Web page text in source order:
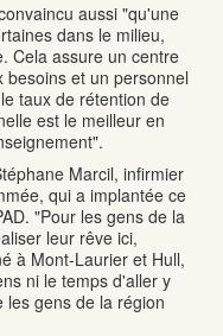
aussi "qu'une
dans le milieu,
Cela assure un centre
et un personnel
taux de rétention de
est le meilleur en
Marcil, infirmier
qui a implantée ce
"Pour les gens de la
leur rêve ici,
à Mont-Laurier et Hull,
ni le temps d'aller y
les gens de la région